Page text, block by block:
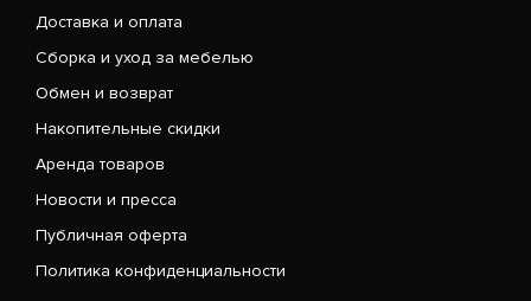
Доставка и оплата
Сборка и уход за мебелью
Обмен и возврат
Накопительные скидки
Аренда товаров
Новости и пресса
Публичная оферта
Политика конфиденциальности